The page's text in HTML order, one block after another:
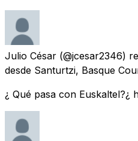
Julio César (@jcesar2346)
desde Santurtzi, Basque
¿ Qué pasa con Euskaltel?¿